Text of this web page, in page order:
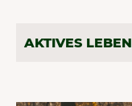
AKTIVES LEBEN